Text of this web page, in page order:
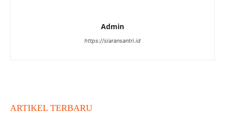
Admin
https://siaransantri.id
ARTIKEL TERBARU